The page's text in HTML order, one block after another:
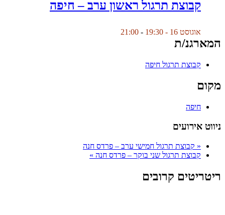
קבוצת תרגול ראשון ערב – חיפה
אוגוסט 16 - 19:30 -
21:00
המארגנ/ת
קבוצת תרגול חיפה
מקום
חיפה
ניווט אירועים
« קבוצת תרגול חמישי ערב – פרדס חנה
קבוצת תרגול שני בוקר – פרדס חנה »
ריטריטים קרובים